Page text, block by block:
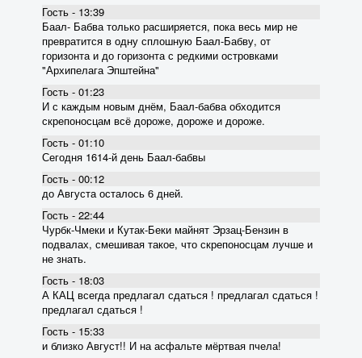
Гость - 13:39
Баал- Бабва только расширяется, пока весь мир не
превратится в одну сплошную Баал-Бабву, от
горизонта и до горизонта с редкими островками
"Архипелага Эпштейна"
Гость - 01:23
И с каждым новым днём, Баал-бабва обходится
скрепоносцам всё дороже, дороже и дороже.
Гость - 01:10
Сегодня 1614-й день Баал-бабвы
Гость - 00:12
до Августа осталось 6 дней.
Гость - 22:44
Чурбк-Чмеки и Кутак-Беки майнят Эрзац-Бензин в
подвалах, смешивая такое, что скрепоносцам лучше и
не знать.
Гость - 18:03
А КАЦ всегда предлагал сдаться ! предлагал сдаться !
предлагал сдаться !
Гость - 15:33
и близко Август!! И на асфальте мёртвая пчела!